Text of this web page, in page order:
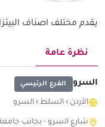
يقدم مختلف اصناف البيتزا
نظرة عامة
السرو الفرع الرئيسي
الأردن › السلط › السرو
شارع السرو - بجانب